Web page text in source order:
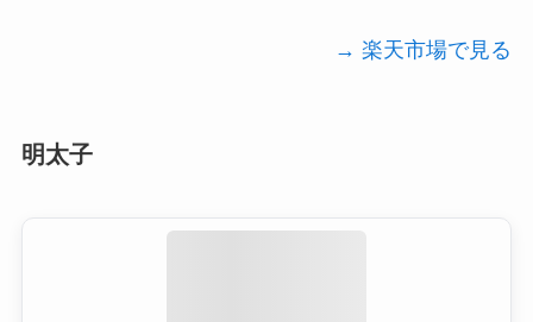
→ 楽天市場で見る
明太子